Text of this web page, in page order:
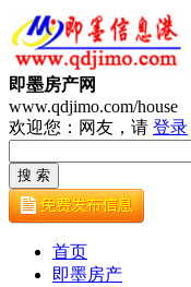
即墨房产网
www.qdjimo.com/house
欢迎您：网友，请 登录
首页
即墨房产